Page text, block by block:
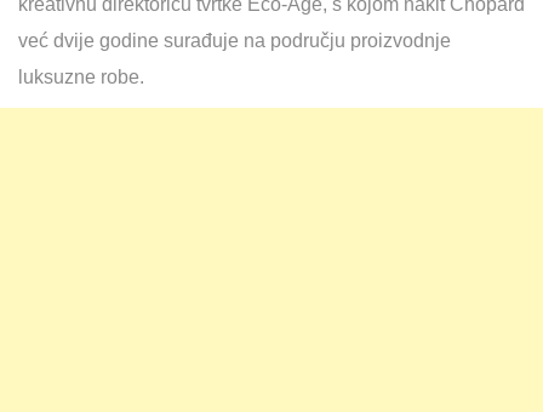
kreativnu direktoricu tvrtke Eco-Age, s kojom nakit Chopard
već dvije godine surađuje na području proizvodnje
luksuzne robe.